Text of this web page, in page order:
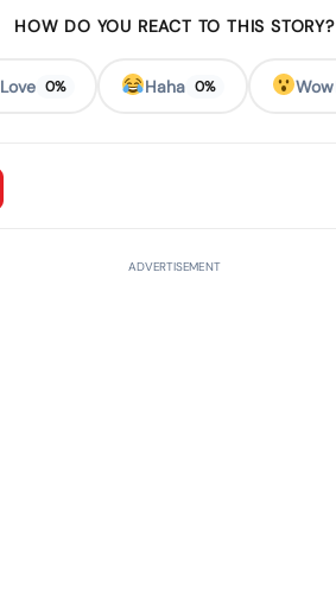
HOW DO YOU REACT TO THIS STORY?
Love 0% Haha 0% Wow
ADVERTISEMENT